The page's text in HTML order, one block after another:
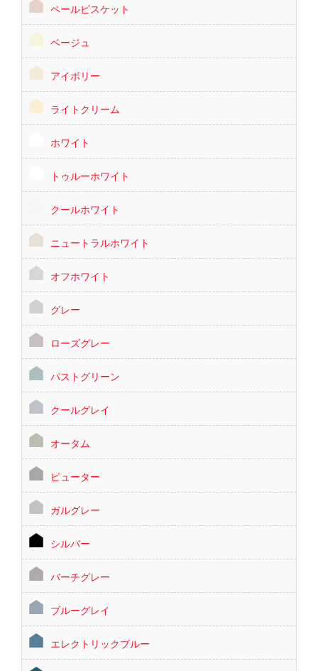
ペールビスケット
ベージュ
アイボリー
ライトクリーム
ホワイト
トゥルーホワイト
クールホワイト
ニュートラルホワイト
オフホワイト
グレー
ローズグレー
パストグリーン
クールグレイ
オータム
ピューター
ガルグレー
シルバー
バーチグレー
ブルーグレイ
エレクトリックブルー